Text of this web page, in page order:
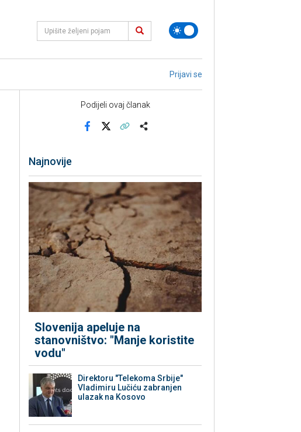
Prijavi se
Podijeli ovaj članak
Najnovije
Slovenija apeluje na
stanovništvo: "Manje koristite
vodu"
Direktoru "Telekoma Srbije"
Vladimiru Lučiću zabranjen
ulazak na Kosovo